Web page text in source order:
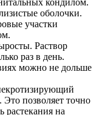
оболочки.
участки
Раствор
раз в день.
можно не дольше
позволяет точно
растекания на